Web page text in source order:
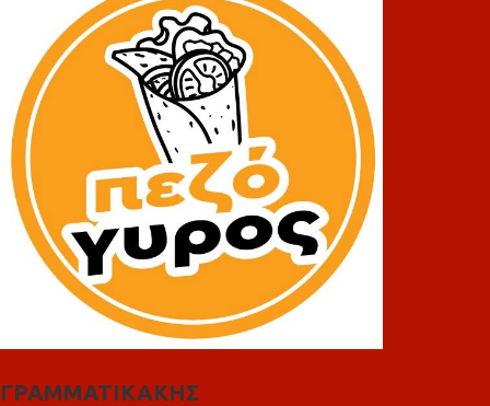
ΓΡΑΜΜΑΤΙΚΑΚΗΣ